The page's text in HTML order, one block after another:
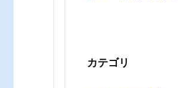
カテゴリ